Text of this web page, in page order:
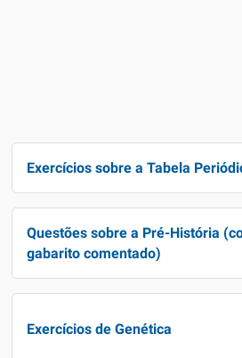
Exercícios sobre a Tabela
Questões sobre a Pré-História
gabarito comentado)
Exercícios de Genética